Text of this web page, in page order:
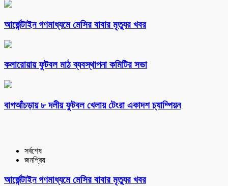
আর্জেন্টাইন গণমাধ্যমে মেসির বাবার মৃত্যুর খবর
কলারোয়ায় ফুটবল মাঠ ব্যবস্থাপনা কমিটির সভা
বাগআঁচড়ায় ৮ দলীয় ফুটবল খেলায় টেংরা একাদশ চ্যাম্পিয়ন
সর্বশেষ
জনপ্রিয়
আর্জেন্টাইন গণমাধ্যমে মেসির বাবার মৃত্যুর খবর